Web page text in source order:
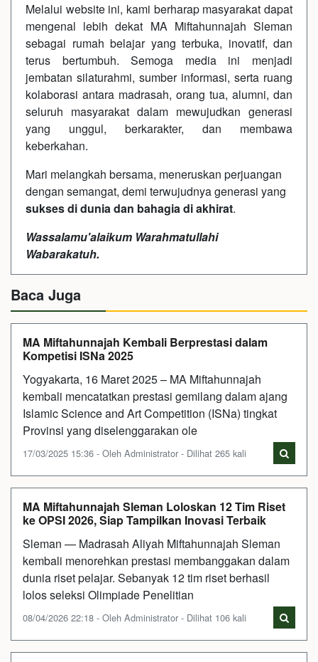
Melalui website ini, kami berharap masyarakat dapat
mengenal lebih dekat MA Miftahunnajah Sleman
sebagai rumah belajar yang terbuka, inovatif, dan
terus bertumbuh. Semoga media ini menjadi
jembatan silaturahmi, sumber informasi, serta ruang
kolaborasi antara madrasah, orang tua, alumni, dan
seluruh masyarakat dalam mewujudkan generasi
yang unggul, berkarakter, dan membawa
keberkahan.
Mari melangkah bersama, meneruskan perjuangan
dengan semangat, demi terwujudnya generasi yang
sukses di dunia dan bahagia di akhirat.
Wassalamu'alaikum Warahmatullahi
Wabarakatuh.
Baca Juga
MA Miftahunnajah Kembali Berprestasi dalam
Kompetisi ISNa 2025
Yogyakarta, 16 Maret 2025 – MA Miftahunnajah
kembali mencatatkan prestasi gemilang dalam ajang
Islamic Science and Art Competition (ISNa) tingkat
Provinsi yang diselenggarakan ole
17/03/2025 15:36 - Oleh Administrator - Dilihat 265 kali
MA Miftahunnajah Sleman Loloskan 12 Tim Riset
ke OPSI 2026, Siap Tampilkan Inovasi Terbaik
Sleman — Madrasah Aliyah Miftahunnajah Sleman
kembali menorehkan prestasi membanggakan dalam
dunia riset pelajar. Sebanyak 12 tim riset berhasil
lolos seleksi Olimpiade Penelitian
08/04/2026 22:18 - Oleh Administrator - Dilihat 106 kali